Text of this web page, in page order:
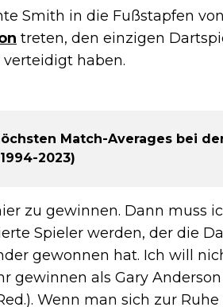
Smith in die Fußstapfen von
treten, den einzigen
haben.
Match-Averages bei
2023)
zu gewinnen. Dann muss
Spieler werden, der die
gewonnen hat. Ich will
gewinnen als Gary
Wenn man sich zur Ruhe